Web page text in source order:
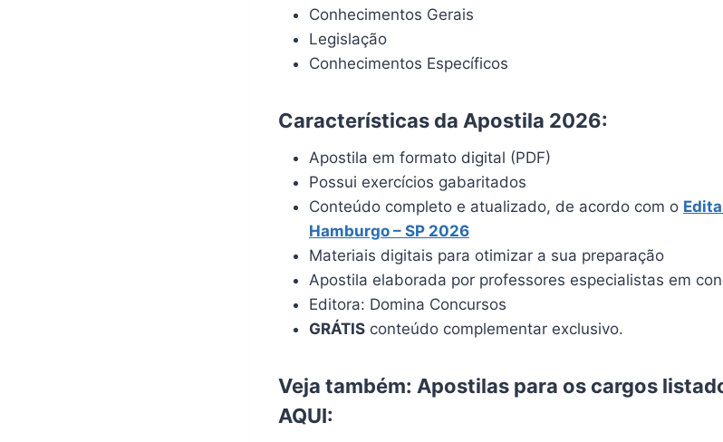
Conhecimentos Gerais
Legislação
Conhecimentos Específicos
Características da Apostila 2026:
Apostila em formato digital (PDF)
Possui exercícios gabaritados
Conteúdo completo e atualizado, de acordo com o
Hamburgo – SP 2026
Materiais digitais para otimizar a sua preparação
Apostila elaborada por professores especialistas em
Editora: Domina Concursos
GRÁTIS conteúdo complementar exclusivo.
Veja também: Apostilas para os cargos
AQUI: